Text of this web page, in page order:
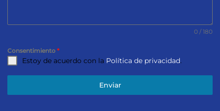
0 / 180
Consentimiento *
Estoy de acuerdo con la Política de privacidad.
Enviar